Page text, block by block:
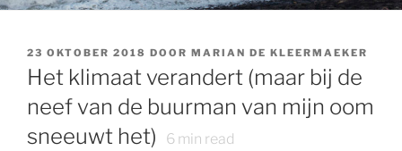
GEPLAATST
OP
23 OKTOBER 2018 DOOR MARIAN DE KLEERMAEKER
Het klimaat verandert (maar bij de
neef van de buurman van mijn oom
sneeuwt het)
6 min read